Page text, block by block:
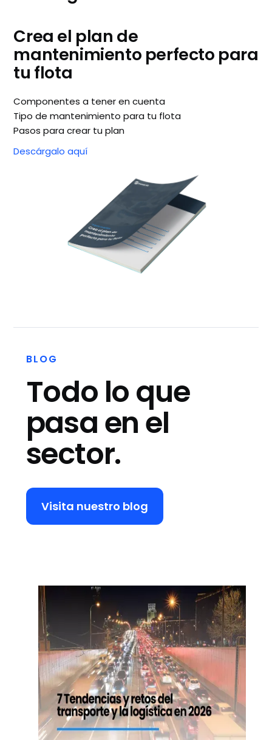
Crea el plan de
mantenimiento perfecto para
tu flota
Componentes a tener en cuenta
Tipo de mantenimiento para tu flota
Pasos para crear tu plan
Descárgalo aquí
BLOG
Todo lo que
pasa en el
sector.
Visita nuestro blog